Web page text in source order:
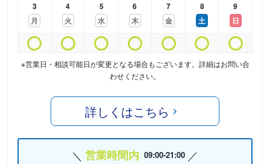
3
月
4
火
5
水
6
木
7
金
8
土
9
日
※営業日・相談可能日が変更となる場合もございます。詳細はお問い合
わせください。
詳しくはこちら
営業時間内 09:00-21:00